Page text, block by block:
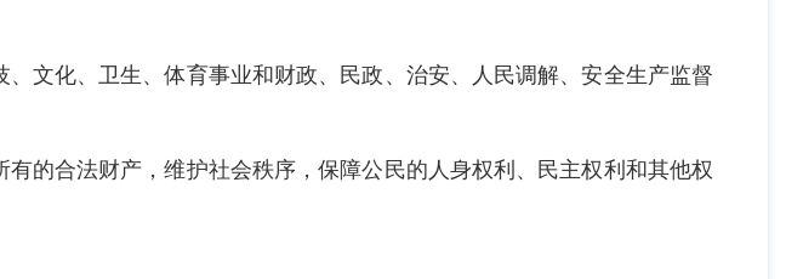
化、卫生、体育事业和财政、民政、治安、人民调解、安全生产监督
合法财产，维护社会秩序，保障公民的人身权利、民主权利和其他权